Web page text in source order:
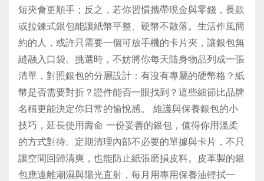
短夾會更順手；反之，若你習慣攜帶現金與零錢，長款
或拉鍊式銀包能讓紙幣平整、硬幣不散落。生活作風簡
約的人，或許只需要一個可放手機的卡片夾，讓銀包無
縫融入口袋。挑選時，不妨將你每天隨身物品列成一張
清單，對照銀包的分層設計：有沒有專屬的硬幣格？紙
幣是否需要對折？證件能否一眼找到？這些細節比品牌
名稱更能決定你日常的愉悅感。 維護與保養銀包的小
技巧，延長使用壽命 一份妥善的銀包，值得你用溫柔
的方式對待。定期清理內部不必要的單據與卡片，不只
讓空間回歸清爽，也能防止紙張磨損皮料。皮革製的銀
包應遠離潮濕與陽光直射，每月用專用保養油輕拭一